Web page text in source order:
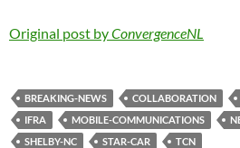
Original post byConvergenceNL
BREAKING-NEWS COLLABORATION
IFRA
MOBILE-COMMUNICATIONS
SHELBY-NC
STAR-CAR TCN